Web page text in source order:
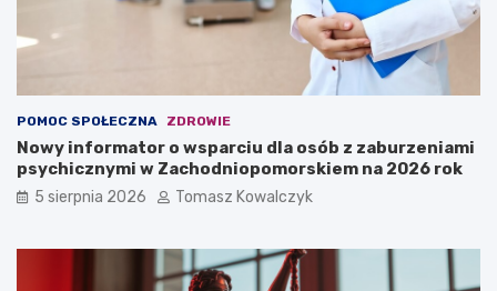
POMOC SPOŁECZNA ZDROWIE
Nowy informator o wsparciu dla osób z zaburzeniami
psychicznymi w Zachodniopomorskiem na 2026 rok
5 sierpnia 2026 Tomasz Kowalczyk